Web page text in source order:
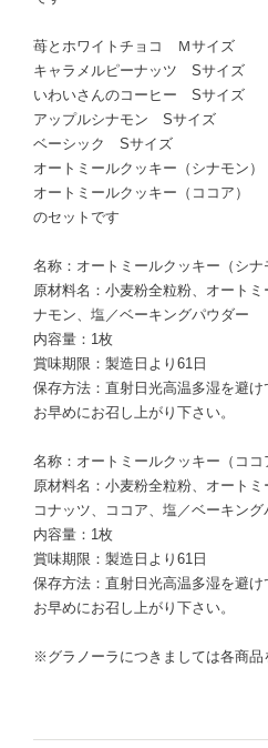
苺とホワイトチョコ Ｍサイズ
キャラメルピーナッツ Sサイズ
いわいさんのコーヒー Sサイズ
アップルシナモン Sサイズ
ベーシック Sサイズ
オートミールクッキー（シナモン）
オートミールクッキー（ココア）
のセットです
名称：オートミールクッキー（シナ
原材料名：小麦粉全粒粉、オート
ナモン、塩／ベーキングパウダー
内容量：1枚
賞味期限：製造日より61日
保存方法：直射日光高温多湿を避
お早めにお召し上がり下さい。
名称：オートミールクッキー（ココ
原材料名：小麦粉全粒粉、オート
コナッツ、ココア、塩／ベーキング
内容量：1枚
賞味期限：製造日より61日
保存方法：直射日光高温多湿を避
お早めにお召し上がり下さい。
※グラノーラにつきましては各商品